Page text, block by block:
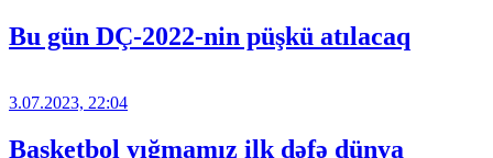
Bu gün DÇ-2022-nin püşkü atılacaq
3.07.2023, 22:04
Basketbol yığmamız ilk dəfə dünya